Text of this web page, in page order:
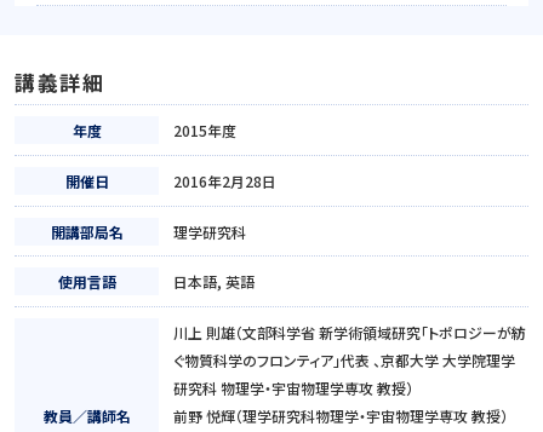
講義詳細
年度 2015年度
開催日 2016年2月28日
開講部局名 理学研究科
使用言語 日本語, 英語
教員／講師名
川上 則雄（文部科学省 新学術領域研究「トポロジーが紡
ぐ物質科学のフロンティア」代表 、京都大学 大学院理学
研究科 物理学・宇宙物理学専攻 教授）
前野 悦輝（理学研究科物理学・宇宙物理学専攻 教授）